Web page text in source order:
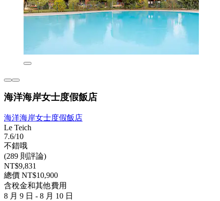
海洋海岸女士度假飯店
海洋海岸女士度假飯店
Le Teich
7.6/10
不錯哦
(289 則評論)
NT$9,831
總價 NT$10,900
含稅金和其他費用
8 月 9 日 - 8 月 10 日